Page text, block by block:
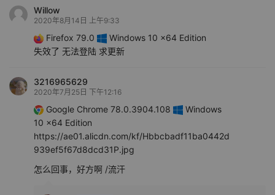
Willow
2020年8月14日 上午9:33
Firefox 79.0
Windows 10 x64 Edition
失效了 无法登陆 求更新
3216965629
2020年7月25日 下午12:16
Google Chrome 78.0.3904.108
Windows
10 x64 Edition
https://ae01.alicdn.com/kf/Hbbcbadf11ba0442d
939ef5f67d8dcd31P.jpg
怎么回事，好方啊 /流汗